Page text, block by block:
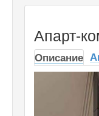
Апарт-
Описание